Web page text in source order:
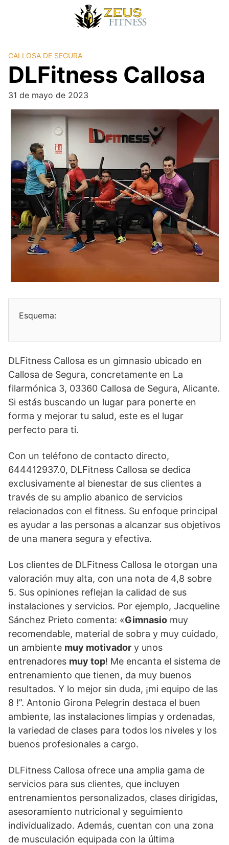
CALLOSA DE SEGURA
DLFitness Callosa
31 de mayo de 2023
Esquema:
DLFitness Callosa es un gimnasio ubicado en
Callosa de Segura, concretamente en La
filarmónica 3, 03360 Callosa de Segura, Alicante.
Si estás buscando un lugar para ponerte en
forma y mejorar tu salud, este es el lugar
perfecto para ti.
Con un teléfono de contacto directo,
644412937.0, DLFitness Callosa se dedica
exclusivamente al bienestar de sus clientes a
través de su amplio abanico de servicios
relacionados con el fitness. Su enfoque principal
es ayudar a las personas a alcanzar sus objetivos
de una manera segura y efectiva.
Los clientes de DLFitness Callosa le otorgan una
valoración muy alta, con una nota de 4,8 sobre
5. Sus opiniones reflejan la calidad de sus
instalaciones y servicios. Por ejemplo, Jacqueline
Sánchez Prieto comenta: «Gimnasio muy
recomendable, material de sobra y muy cuidado,
un ambiente muy motivador y unos
entrenadores muy top! Me encanta el sistema de
entrenamiento que tienen, da muy buenos
resultados. Y lo mejor sin duda, ¡mi equipo de las
8 !”. Antonio Girona Pelegrin destaca el buen
ambiente, las instalaciones limpias y ordenadas,
la variedad de clases para todos los niveles y los
buenos profesionales a cargo.
DLFitness Callosa ofrece una amplia gama de
servicios para sus clientes, que incluyen
entrenamientos personalizados, clases dirigidas,
asesoramiento nutricional y seguimiento
individualizado. Además, cuentan con una zona
de musculación equipada con la última